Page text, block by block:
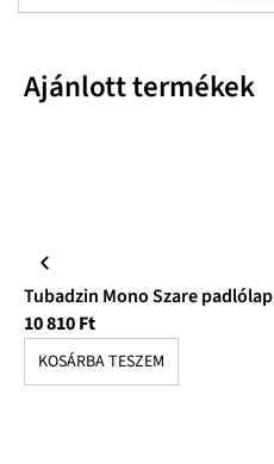
Ajánlott termékek
Tubadzin Mono Szare padlólap
10 810Ft
KOSÁRBA TESZEM